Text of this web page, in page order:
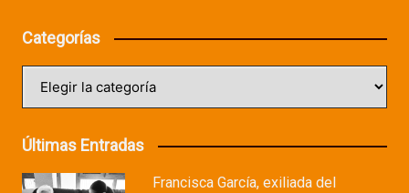
Categorías
Últimas Entradas
Francisca García, exiliada del